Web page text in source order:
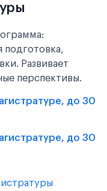
подготовка,
Развивает
перспективы.
до 30
до 30